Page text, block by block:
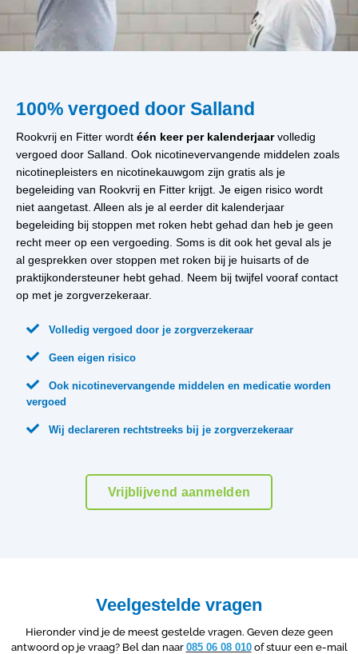
100% vergoed door Salland
Rookvrij en Fitter wordt één keer per kalenderjaarvolledig
vergoed door Salland. Ook nicotinevervangende middelen zoals
nicotinepleisters en nicotinekauwgom zijn gratis als je
begeleiding van Rookvrij en Fitter krijgt. Je eigen risico wordt
niet aangetast. Alleen als je al eerder dit kalenderjaar
begeleiding bij stoppen met roken hebt gehad dan heb je geen
recht meer op een vergoeding. Soms is dit ook het geval als je
al gesprekken over stoppen met roken bij je huisarts of de
praktijkondersteuner hebt gehad. Neem bij twijfel vooraf contact
op met je zorgverzekeraar.
 Volledig vergoed door je zorgverzekeraar
 Geen eigen risico

Ook nicotinevervangende middelen en medicatie worden
vergoed
 Wij declareren rechtstreeks bij je zorgverzekeraar
Vrijblijvend aanmelden
Veelgestelde vragen
Hieronder vind je de meest gestelde vragen. Geven deze geen
antwoord op je vraag? Bel dan naar 085 06 08 010of stuur een e-mail